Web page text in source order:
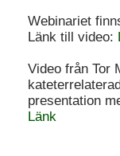
Webinariet
Länk till video:
Video från Tor
presentation
Länk